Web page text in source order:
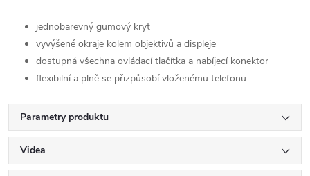
jednobarevný gumový kryt
vyvýšené okraje kolem objektivů a displeje
dostupná všechna ovládací tlačítka a nabíjecí konektor
flexibilní a plně se přizpůsobí vloženému telefonu
Parametry produktu
Videa